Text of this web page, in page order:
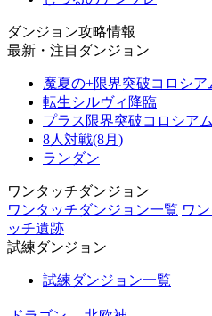
ダンジョン攻略情報
最新・注目ダンジョン
魔夏の+限界突破コロシア
転生シルヴィ降臨
プラス限界突破コロシアム
8人対戦(8月)
ランダン
ワンタッチダンジョン
ワンタッチダンジョン一覧 ワ
ッチ遺跡
試練ダンジョン
試練ダンジョン一覧